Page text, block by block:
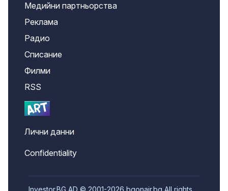
Медийни партньорства
Реклама
Радио
Списание
Филми
RSS
Лични данни
Confidentiality